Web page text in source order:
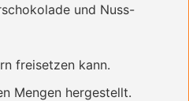
und Nuss-
freisetzen kann.
Mengen hergestellt.